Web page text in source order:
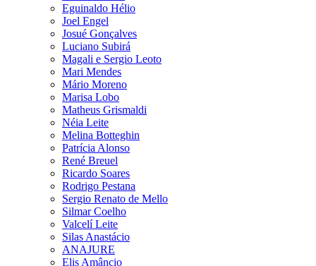
Eguinaldo Hélio
Joel Engel
Josué Gonçalves
Luciano Subirá
Magali e Sergio Leoto
Mari Mendes
Mário Moreno
Marisa Lobo
Matheus Grismaldi
Néia Leite
Melina Botteghin
Patrícia Alonso
René Breuel
Ricardo Soares
Rodrigo Pestana
Sergio Renato de Mello
Silmar Coelho
Valcelí Leite
Silas Anastácio
ANAJURE
Elis Amâncio